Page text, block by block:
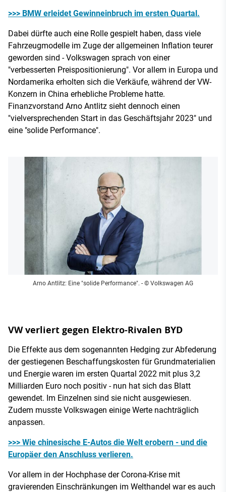
>>> BMW erleidet Gewinneinbruch im ersten Quartal.
Dabei dürfte auch eine Rolle gespielt haben, dass viele
Fahrzeugmodelle im Zuge der allgemeinen Inflation teurer
geworden sind - Volkswagen sprach von einer
"verbesserten Preispositionierung". Vor allem in Europa und
Nordamerika erholten sich die Verkäufe, während der VW-
Konzern in China erhebliche Probleme hatte.
Finanzvorstand Arno Antlitz sieht dennoch einen
"vielversprechenden Start in das Geschäftsjahr 2023" und
eine "solide Performance".
Arno Antlitz: Eine "solide Performance". - © Volkswagen AG
VW verliert gegen Elektro-Rivalen BYD
Die Effekte aus dem sogenannten Hedging zur Abfederung
der gestiegenen Beschaffungskosten für Grundmaterialien
und Energie waren im ersten Quartal 2022 mit plus 3,2
Milliarden Euro noch positiv - nun hat sich das Blatt
gewendet. Im Einzelnen sind sie nicht ausgewiesen.
Zudem musste Volkswagen einige Werte nachträglich
anpassen.
>>> Wie chinesische E-Autos die Welt erobern - und die
Europäer den Anschluss verlieren.
Vor allem in der Hochphase der Corona-Krise mit
gravierenden Einschränkungen im Welthandel war es auch